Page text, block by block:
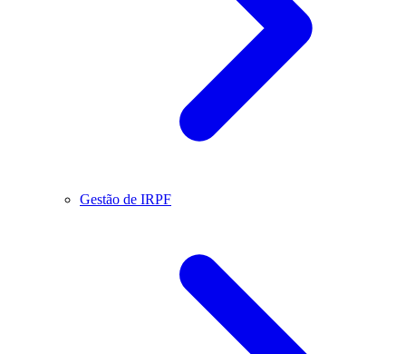
Gestão de IRPF